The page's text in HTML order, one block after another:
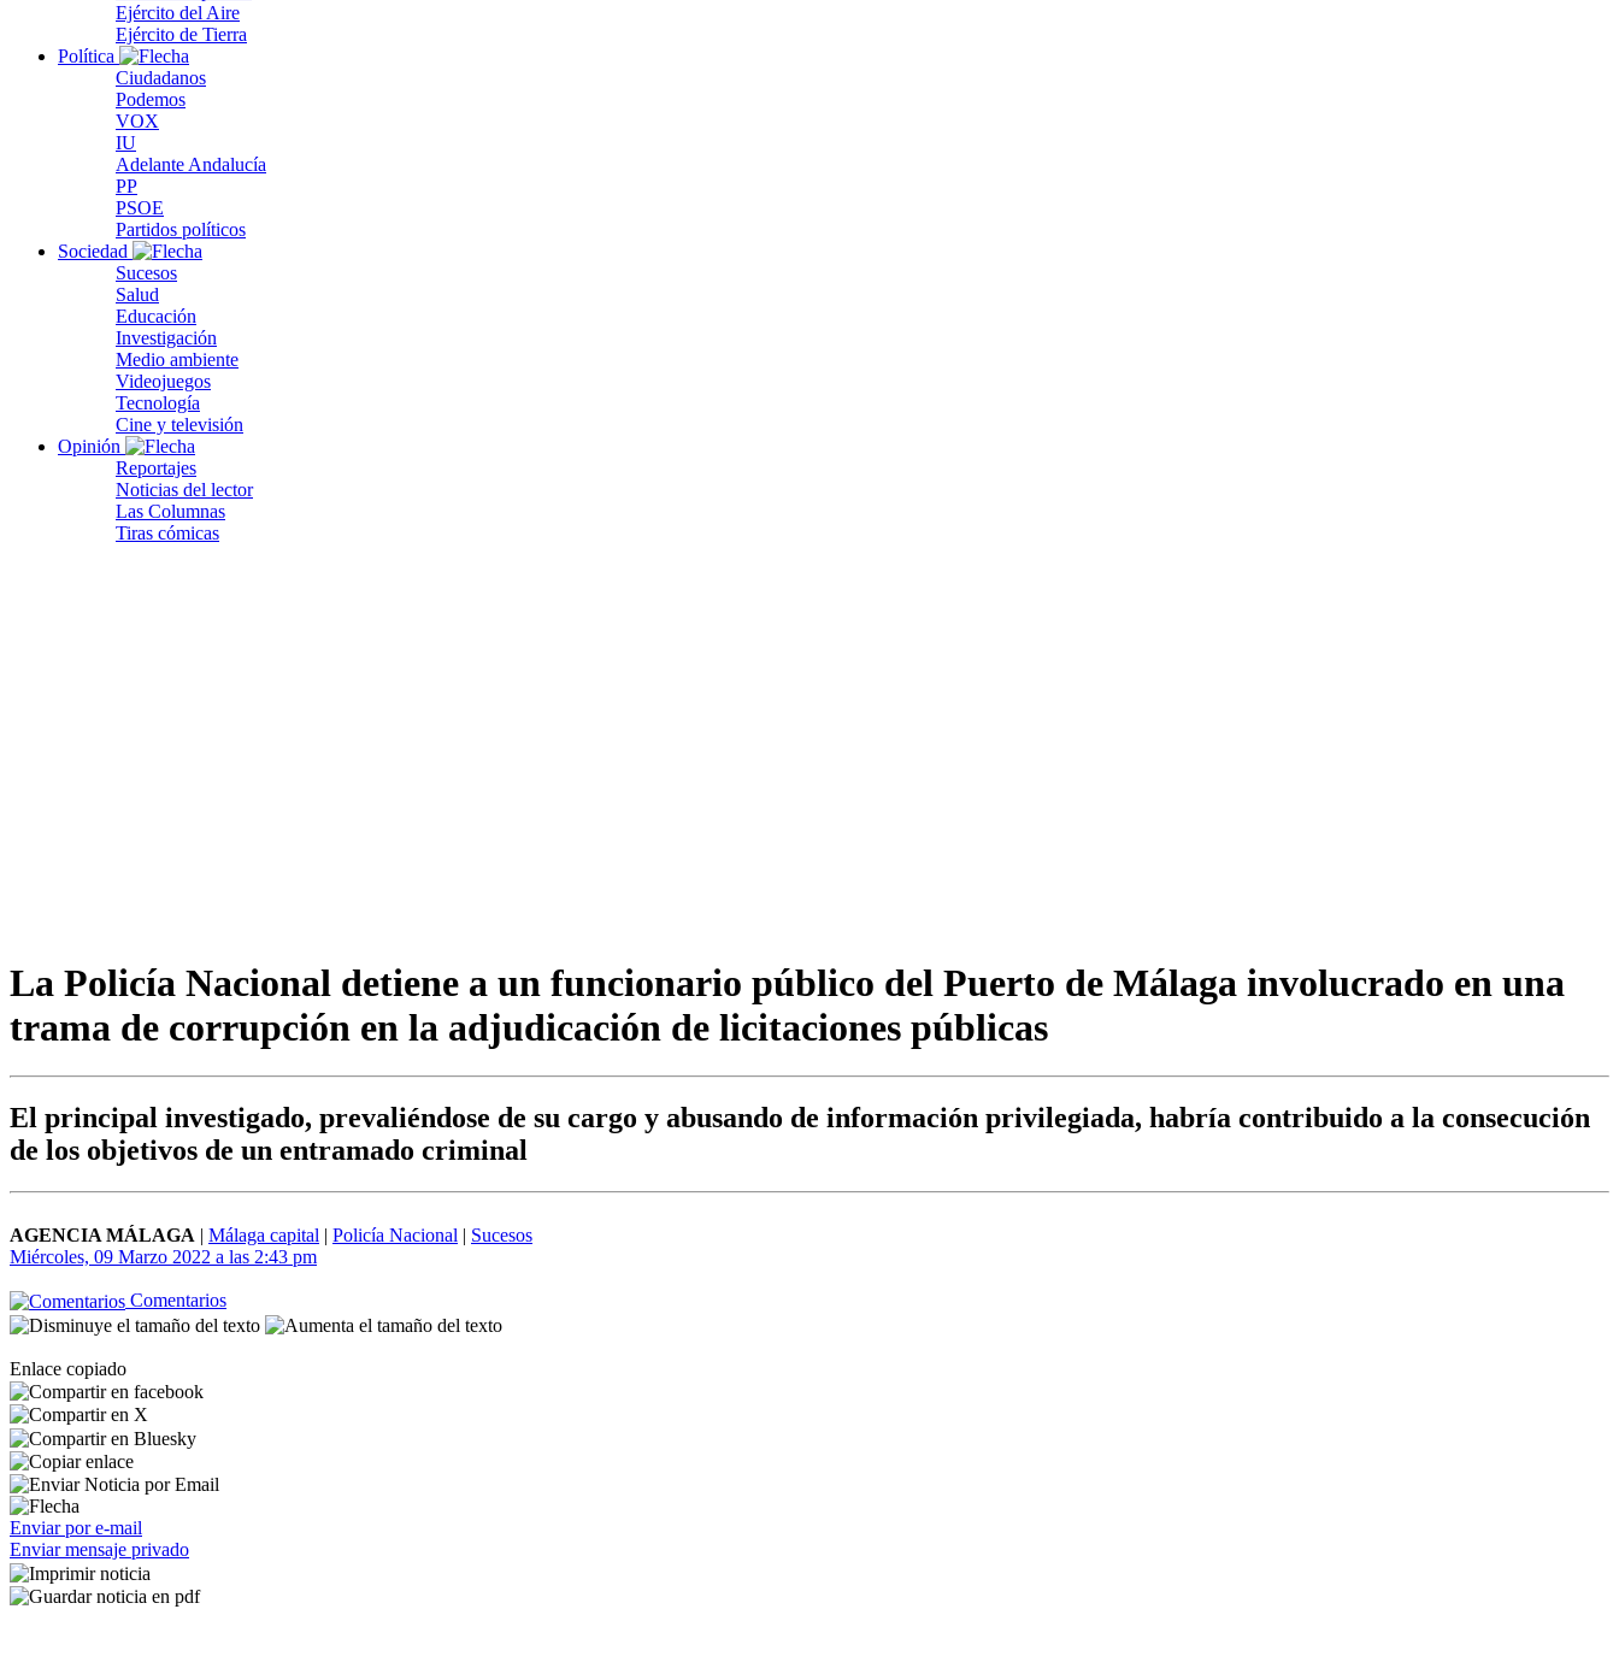
Ejército del Aire
Ejército de Tierra
Política
Ciudadanos
Podemos
VOX
IU
Adelante Andalucía
PP
PSOE
Partidos políticos
Sociedad
Sucesos
Salud
Educación
Investigación
Medio ambiente
Videojuegos
Tecnología
Cine y televisión
Opinión
Reportajes
Noticias del lector
Las Columnas
Tiras cómicas
La Policía Nacional detiene a un funcionario público del Puerto de Málaga involucrado en una
trama de corrupción en la adjudicación de licitaciones públicas
El principal investigado, prevaliéndose de su cargo y abusando de información privilegiada, habría contribuido a la consecución
de los objetivos de un entramado criminal
AGENCIA MÁLAGA | Málaga capital | Policía Nacional | Sucesos
Miércoles, 09 Marzo 2022 a las 2:43 pm
Comentarios
Enlace copiado
Enviar por e-mail
Enviar mensaje privado